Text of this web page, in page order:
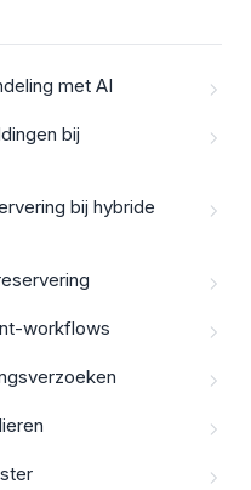
met AI
bij
bij hybride
workflows